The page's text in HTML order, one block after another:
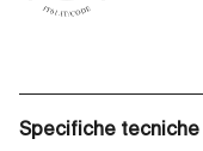
Specifiche tecniche